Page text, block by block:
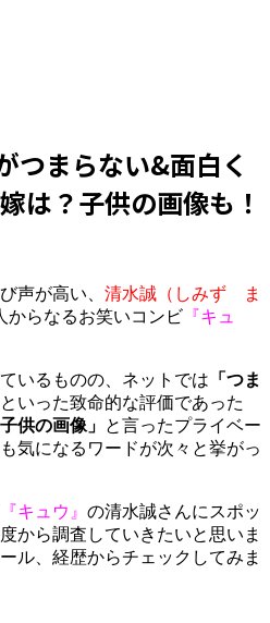
つまらない&面白く
は？子供の画像も！
声が高い、 清水誠（しみず ま
からなるお笑いコンビ 『キュ
いるものの、ネットでは 「つま
といった致命的な評価であった
子供の画像」 と言ったプライベー
気になるワードが次々と挙がっ
『キュウ』 の清水誠さんにスポッ
から調査していきたいと思いま
ル、経歴からチェックしてみま